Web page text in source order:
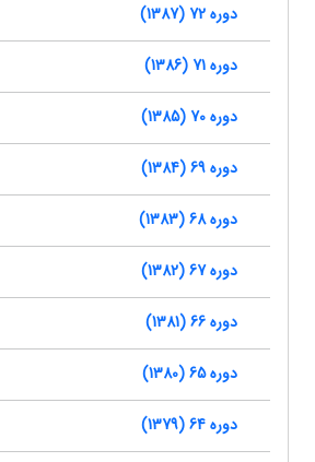
دوره 72 (1387)
دوره 71 (1386)
دوره 70 (1385)
دوره 69 (1384)
دوره 68 (1383)
دوره 67 (1382)
دوره 66 (1381)
دوره 65 (1380)
دوره 64 (1379)